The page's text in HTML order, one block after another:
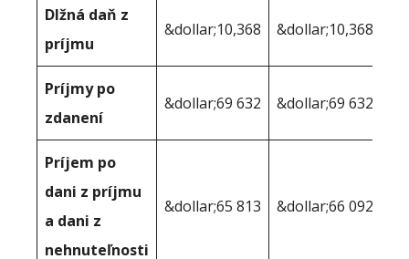
Dlžná daň z
príjmu
&dollar;10,368 &dollar;10,368
Príjmy po
zdanení
&dollar;69 632 &dollar;69 632
Príjem po
dani z príjmu
a dani z
nehnuteľnosti
&dollar;65 813 &dollar;66 092